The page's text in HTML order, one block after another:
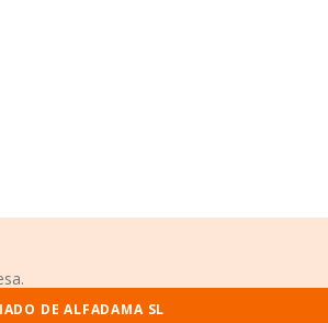
DE ALFADAMA SL